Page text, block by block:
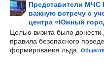
Представители МЧС
важную встречу с
центра «Южный
Целью визита было
правила безопасного
формирования льда.